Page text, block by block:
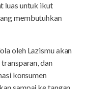
luas untuk ikut
membutuhkan
oleh Lazismu akan
dan
konsumen